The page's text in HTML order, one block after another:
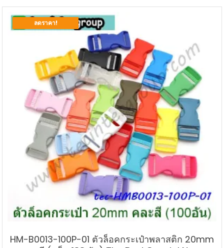
ลดราคา!
HM-B0013-100P-01 ตัวล็อคกระเป๋าพลาสติก 20mm